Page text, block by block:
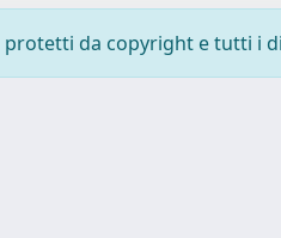
protetti da copyright e tutti i